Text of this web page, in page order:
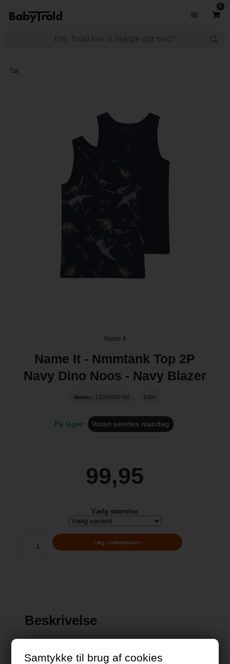
Samtykke til brug af cookies
0
Tøj
Name It
Name It - Nmmtank Top 2P
Navy Dino Noos - Navy Blazer
Varenr.: 13255420-NB EAN:
På lager Varen sendes mandag
99,95
Vælg størrelse
Beskrivelse